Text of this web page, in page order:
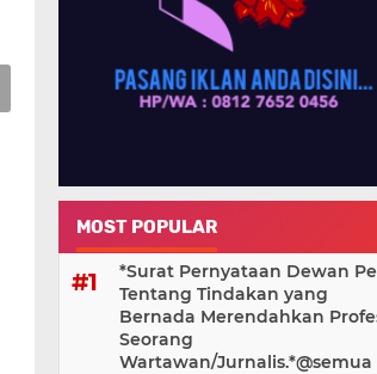
MOST POPULAR
*Surat Pernyataan Dewan
Tentang Tindakan yang
Bernada Merendahkan
Seorang
Wartawan/Jurnalis.*@⁨semua